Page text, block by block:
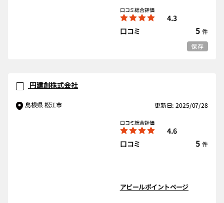
口コミ総合評価
4.3
口コミ
5 件
保存
円建創株式会社
島根県 松江市 更新日: 2025/07/28
口コミ総合評価
4.6
口コミ
5 件
アピールポイントページ